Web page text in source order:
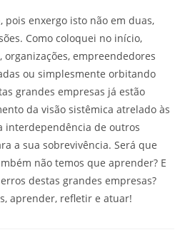
pois enxergo isto não em duas,
Como coloquei no início,
organizações, empreendedores
ou simplesmente orbitando
grandes empresas já estão
da visão sistêmica atrelado às
interdependência de outros
a sua sobrevivência. Será que
não temos que aprender? E
destas grandes empresas?
aprender, refletir e atuar!